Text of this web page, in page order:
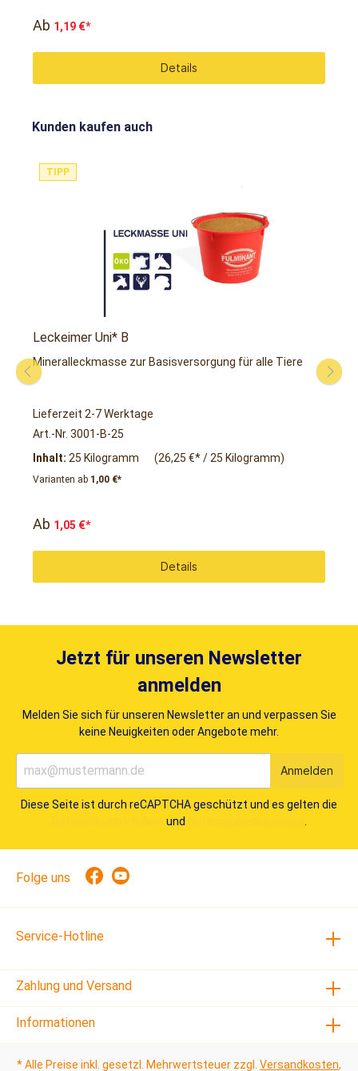
Ab 1,19 €*
Details
Kunden kaufen auch
TIPP
Leckeimer Uni* B
Mineralleckmasse zur Basisversorgung für alle Tiere
Lieferzeit 2-7 Werktage
Art.-Nr. 3001-B-25
Inhalt: 25 Kilogramm (26,25 €* / 25 Kilogramm)
Varianten ab 1,00 €*
Ab 1,05 €*
Details
Jetzt für unseren Newsletter
anmelden
Melden Sie sich für unseren Newsletter an und verpassen Sie
keine Neuigkeiten oder Angebote mehr.
Diese Seite ist durch reCAPTCHA geschützt und es gelten die
und
Anmelden
Service-Hotline
Folge uns
Zahlung und Versand
Informationen
* Alle Preise inkl. gesetzl. Mehrwertsteuer zzgl. Versandkosten,